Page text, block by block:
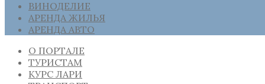
ВИНОДЕЛИЕ
АРЕНДА ЖИЛЬЯ
АРЕНДА АВТО
О ПОРТАЛЕ
ТУРИСТАМ
КУРС ЛАРИ